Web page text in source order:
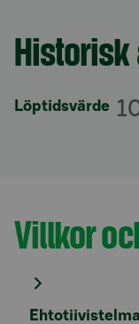
Avsnitt med
Löptidsvärde
Avsnitt med
Villkor